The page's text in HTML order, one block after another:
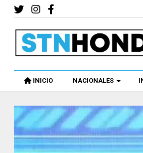
INICIO NACIONALES